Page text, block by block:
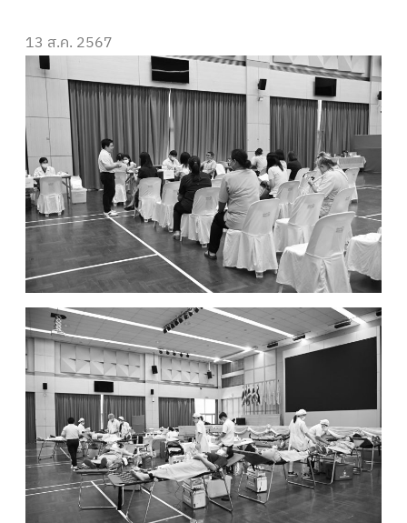
13 ส.ค. 2567